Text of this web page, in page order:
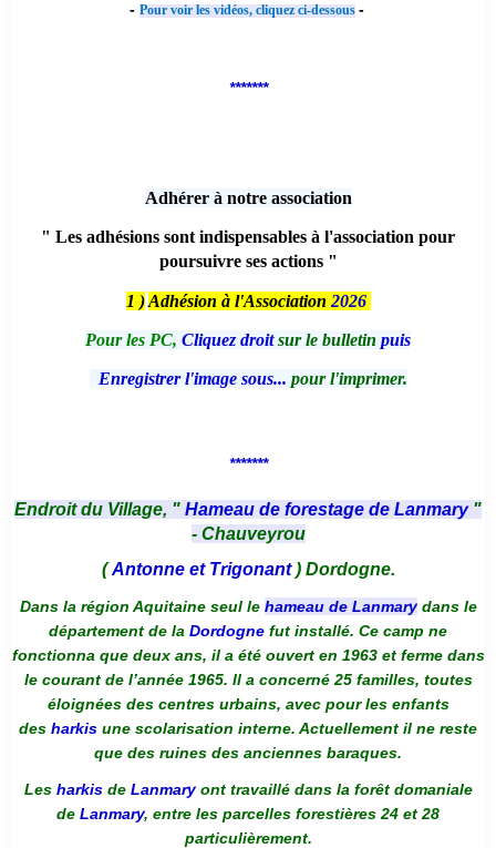
- Pour voir les vidéos, cliquez ci-dessous -
*******
Adhérer à notre association
" Les adhésions sont indispensables à l'association pour
poursuivre ses actions "
1 ) Adhésion à l'Association 2026
Pour les PC, Cliquez droitsur le bulletin puis
Enregistrer l'image sous... pour l'imprimer.
*******
Endroit du Village, " Hameau de forestage de Lanmary "
- Chauveyrou
(Antonne et Trigonant) Dordogne.
Dans la région Aquitaine seul le hameau de Lanmarydans le
département de la Dordogne fut installé. Ce camp ne
fonctionna que deux ans, il a été ouvert en 1963 et ferme dans
le courant de l’année 1965. Il a concerné 25 familles, toutes
éloignées des centres urbains, avec pour les enfants
des harkis une scolarisation interne. Actuellement il ne reste
que des ruines des anciennes baraques.
Les harkis de Lanmaryont travaillé dans la forêt domaniale
de Lanmary, entre les parcelles forestières 24 et 28
particulièrement.